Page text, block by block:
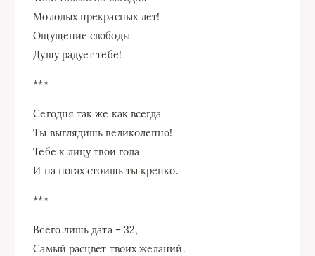
Молодых прекрасных лет!
Ощущение свободы
Душу радует тебе!
***
Сегодня так же как всегда
Ты выглядишь великолепно!
Тебе к лицу твои года
И на ногах стоишь ты крепко.
***
Всего лишь дата – 32,
Самый расцвет твоих желаний.